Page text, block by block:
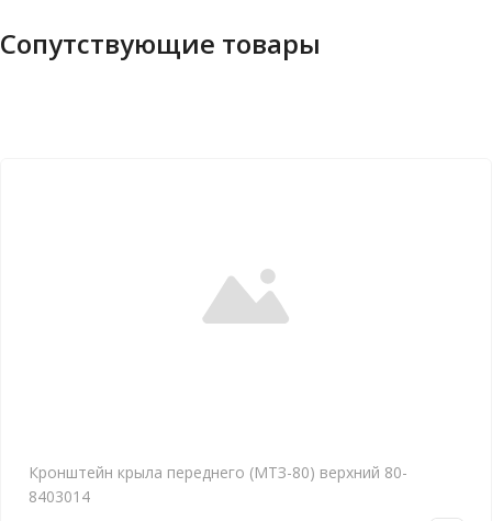
Сопутствующие товары
Кронштейн крыла переднего (МТЗ-80) верхний 80-
8403014